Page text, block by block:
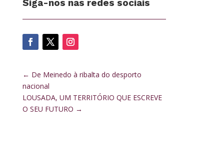
Siga-nos nas redes sociais
← De Meinedo à ribalta do desporto
nacional
LOUSADA, UM TERRITÓRIO QUE ESCREVE
O SEU FUTURO →